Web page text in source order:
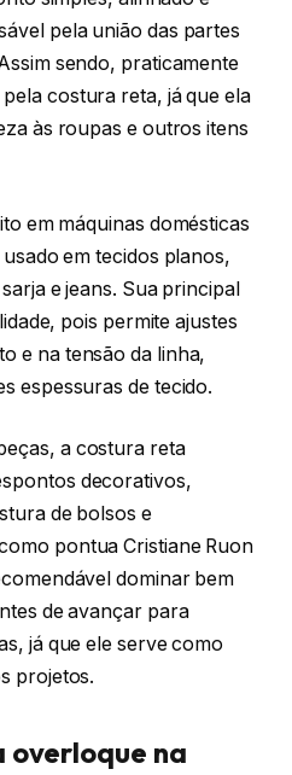
pela união das partes
sendo, praticamente
costura reta, já que ela
às roupas e outros itens
em máquinas domésticas
em tecidos planos,
e jeans. Sua principal
pois permite ajustes
e na tensão da linha,
espessuras de tecido.
a costura reta
decorativos,
de bolsos e
pontua Cristiane Ruon
dominar bem
de avançar para
já que ele serve como
projetos.
overloque na